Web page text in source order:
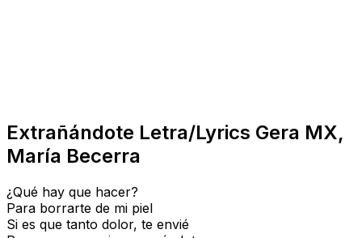
Extrañándote Letra/Lyrics Gera MX,
María Becerra
¿Qué hay que hacer?
Para borrarte de mi piel
Si es que tanto dolor, te envié